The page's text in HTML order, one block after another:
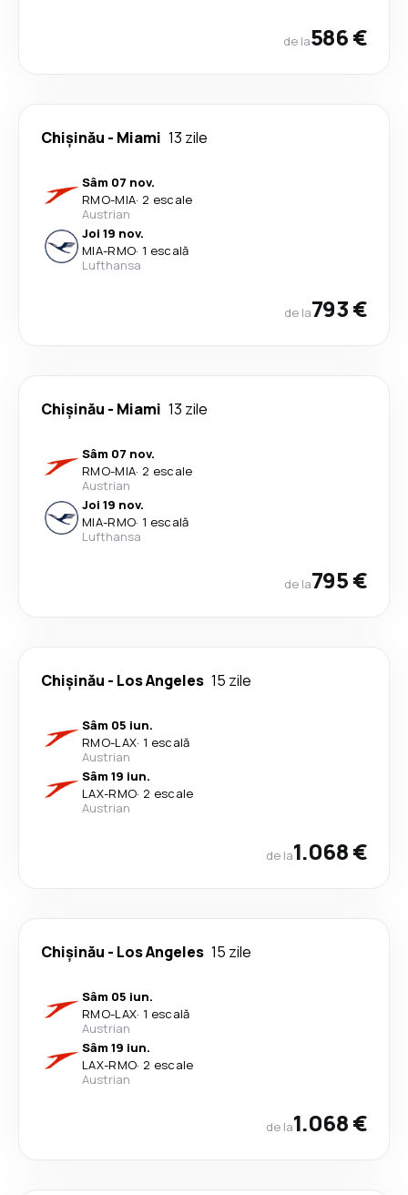
de la586 €
Chişinău - Miami 13 zile
Sâm 07 nov.
RMO-MIA· 2 escale
Austrian
Joi 19 nov.
MIA-RMO· 1 escală
Lufthansa
de la793 €
Chişinău - Miami 13 zile
Sâm 07 nov.
RMO-MIA· 2 escale
Austrian
Joi 19 nov.
MIA-RMO· 1 escală
Lufthansa
de la795 €
Chişinău - Los Angeles 15 zile
Sâm 05 iun.
RMO-LAX· 1 escală
Austrian
Sâm 19 iun.
LAX-RMO· 2 escale
Austrian
de la1.068 €
Chişinău - Los Angeles 15 zile
Sâm 05 iun.
RMO-LAX· 1 escală
Austrian
Sâm 19 iun.
LAX-RMO· 2 escale
Austrian
de la1.068 €